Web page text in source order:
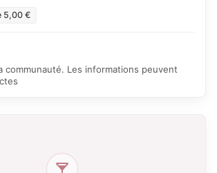
5,00 €
communauté. Les informations peuvent